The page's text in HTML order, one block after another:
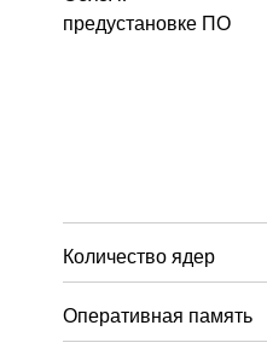
предустановке ПО
Количество ядер
Оперативная память